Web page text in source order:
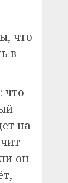
что
в
что
на
он